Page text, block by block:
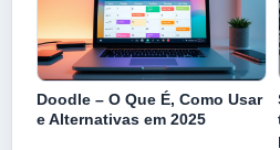
Doodle – O Que É, Como Usar
e Alternativas em 2025